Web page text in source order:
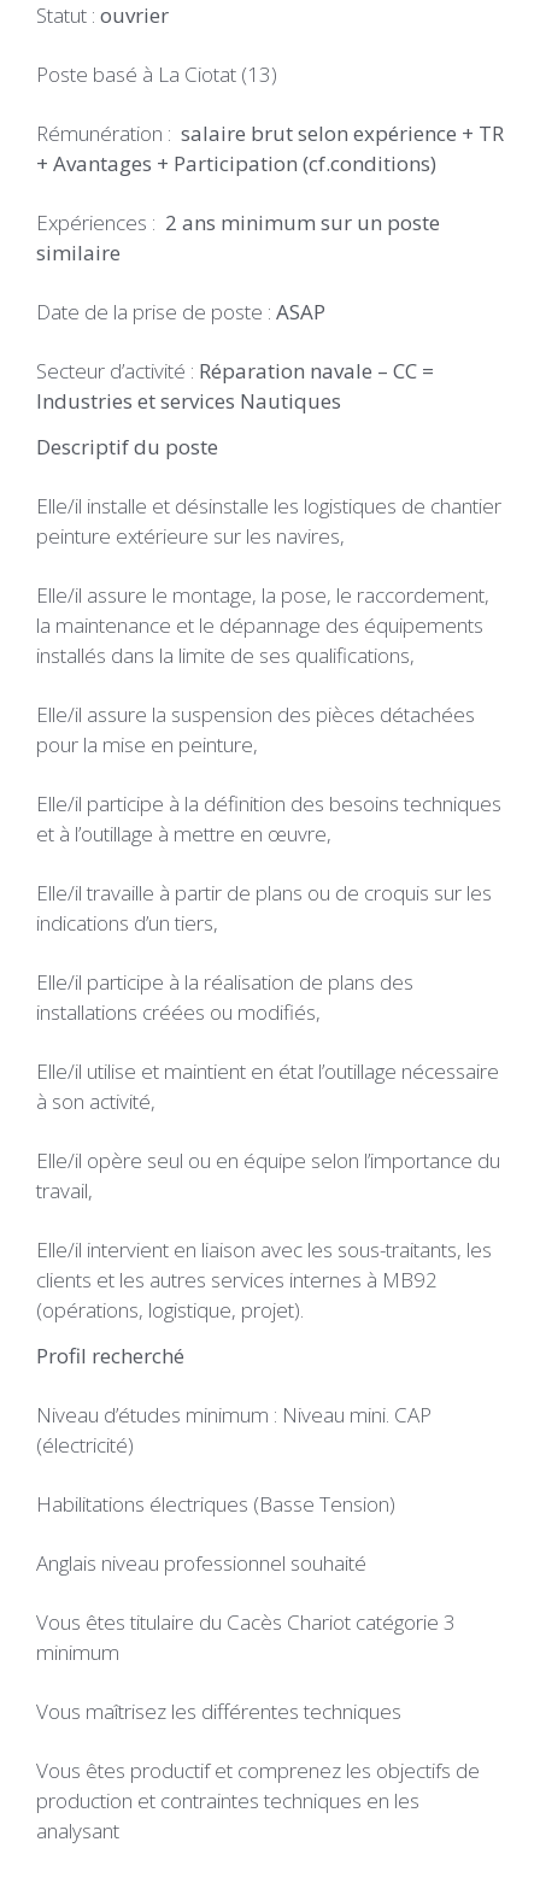
Statut : ouvrier
Poste basé à La Ciotat (13)
Rémunération : salaire brut selon expérience + TR
+ Avantages + Participation (cf.conditions)
Expériences : 2 ans minimum sur un poste
similaire
Date de la prise de poste : ASAP
Secteur d’activité : Réparation navale – CC =
Industries et services Nautiques
Descriptif du poste
Elle/il installe et désinstalle les logistiques de chantier
peinture extérieure sur les navires,
Elle/il assure le montage, la pose, le raccordement,
la maintenance et le dépannage des équipements
installés dans la limite de ses qualifications,
Elle/il assure la suspension des pièces détachées
pour la mise en peinture,
Elle/il participe à la définition des besoins techniques
et à l’outillage à mettre en œuvre,
Elle/il travaille à partir de plans ou de croquis sur les
indications d’un tiers,
Elle/il participe à la réalisation de plans des
installations créées ou modifiés,
Elle/il utilise et maintient en état l’outillage nécessaire
à son activité,
Elle/il opère seul ou en équipe selon l’importance du
travail,
Elle/il intervient en liaison avec les sous-traitants, les
clients et les autres services internes à MB92
(opérations, logistique, projet).
Profil recherché
Niveau d’études minimum : Niveau mini. CAP
(électricité)
Habilitations électriques (Basse Tension)
Anglais niveau professionnel souhaité
Vous êtes titulaire du Cacès Chariot catégorie 3
minimum
Vous maîtrisez les différentes techniques
Vous êtes productif et comprenez les objectifs de
production et contraintes techniques en les
analysant